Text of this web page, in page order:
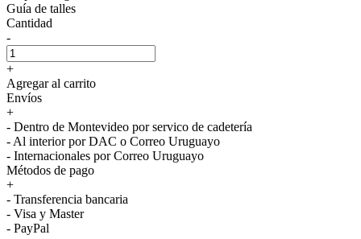
Guía de talles
Cantidad
-
+
Agregar al carrito
Envíos
+
- Dentro de Montevideo por servico de cadetería
- Al interior por DAC o Correo Uruguayo
- Internacionales por Correo Uruguayo
Métodos de pago
+
- Transferencia bancaria
- Visa y Master
- PayPal